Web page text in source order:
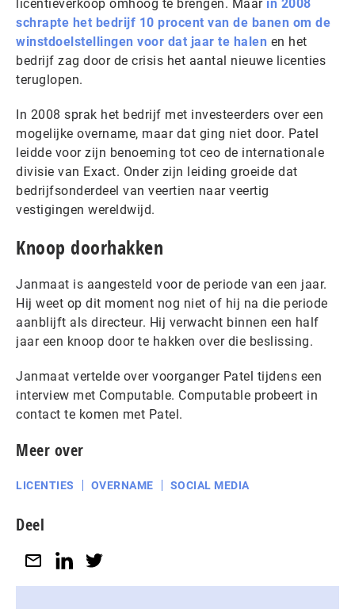
licentieverkoop omhoog te brengen. Maar in 2008
schrapte het bedrijf 10 procent van de banen om de
winstdoelstellingen voor dat jaar te halen en het
bedrijf zag door de crisis het aantal nieuwe licenties
teruglopen.
In 2008 sprak het bedrijf met investeerders over een
mogelijke overname, maar dat ging niet door. Patel
leidde voor zijn benoeming tot ceo de internationale
divisie van Exact. Onder zijn leiding groeide dat
bedrijfsonderdeel van veertien naar veertig
vestigingen wereldwijd.
Knoop doorhakken
Janmaat is aangesteld voor de periode van een jaar.
Hij weet op dit moment nog niet of hij na die periode
aanblijft als directeur. Hij verwacht binnen een half
jaar een knoop door te hakken over die beslissing.
Janmaat vertelde over voorganger Patel tijdens een
interview met Computable. Computable probeert in
contact te komen met Patel.
Meer over
LICENTIES OVERNAME SOCIAL MEDIA
Deel